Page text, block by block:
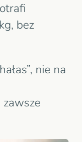
bez
nie na